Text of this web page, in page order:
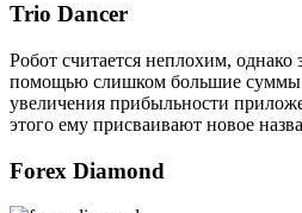
Trio Dancer
Робот считается неплохим, однако
помощью слишком большие суммы
увеличения прибыльности
этого ему присваивают новое
Forex Diamond